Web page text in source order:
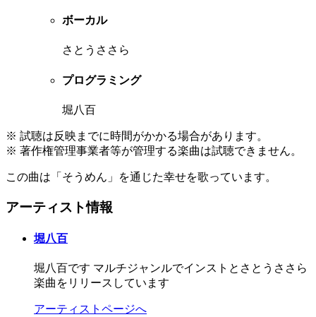
ボーカル
さとうささら
プログラミング
堀八百
※ 試聴は反映までに時間がかかる場合があります。
※ 著作権管理事業者等が管理する楽曲は試聴できません。
この曲は「そうめん」を通じた幸せを歌っています。
アーティスト情報
堀八百
堀八百です マルチジャンルでインストとさとうささら
楽曲をリリースしています
アーティストページへ